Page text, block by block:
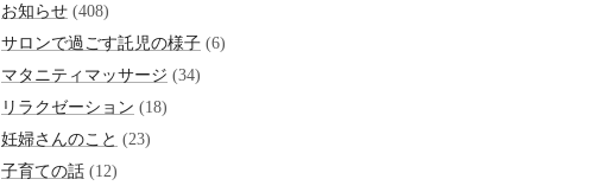
お知らせ (408)
サロンで過ごす託児の様子 (6)
マタニティマッサージ (34)
リラクゼーション (18)
妊婦さんのこと (23)
子育ての話 (12)